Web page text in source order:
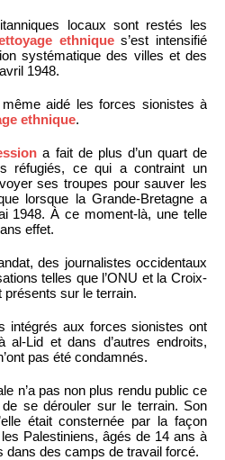
locaux sont restés les
ethniques’est intensifié
systématique des villes et des
1948.
aidé les forces sionistes à
ethnique.
a fait de plus d’un quart de
réfugiés, ce qui a contraint un
ses troupes pour sauver les
lorsque la Grande-Bretagne a
1948. À ce moment-là, une telle
effet.
des journalistes occidentaux
telles que l’ONU et la Croix-
présents sur le terrain.
intégrés aux forces sionistes ont
al-Lid et dans d’autres endroits,
pas été condamnés.
n’a pas non plus rendu public ce
se dérouler sur le terrain. Son
était consternée par la façon
Palestiniens, âgés de 14 ans à
dans des camps de travail forcé.